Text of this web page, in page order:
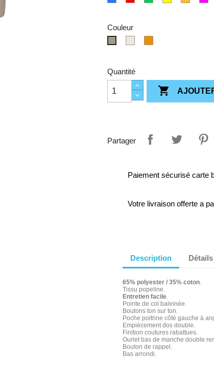
Couleur
Quantité

Partager
Paiement sécurisé carte
Votre livraison offerte a
Description
65% polyester / 35% coton.
Tissu popeline.
Entretien facile.
Pointe de col baleinée.
Boutons ton sur ton.
Poche poitrine côté gauche à
Empiècement dos double.
Finition coutures rabattues.
Ourlet bas de manche double
Bouton de rappel.
Bas arrondi.